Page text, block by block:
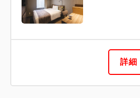
詳細
詳細